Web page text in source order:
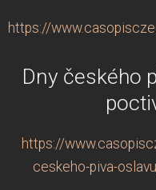
https://
Dny českého
https://
ceskeho-piva-